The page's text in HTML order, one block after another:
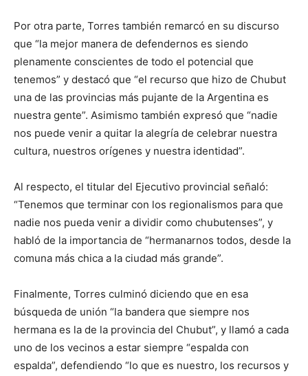
Por otra parte, Torres también remarcó en su discurso
que “la mejor manera de defendernos es siendo
plenamente conscientes de todo el potencial que
tenemos” y destacó que “el recurso que hizo de Chubut
una de las provincias más pujante de la Argentina es
nuestra gente”. Asimismo también expresó que “nadie
nos puede venir a quitar la alegría de celebrar nuestra
cultura, nuestros orígenes y nuestra identidad”.
Al respecto, el titular del Ejecutivo provincial señaló:
“Tenemos que terminar con los regionalismos para que
nadie nos pueda venir a dividir como chubutenses”, y
habló de la importancia de “hermanarnos todos, desde la
comuna más chica a la ciudad más grande”.
Finalmente, Torres culminó diciendo que en esa
búsqueda de unión “la bandera que siempre nos
hermana es la de la provincia del Chubut”, y llamó a cada
uno de los vecinos a estar siempre “espalda con
espalda”, defendiendo “lo que es nuestro, los recursos y